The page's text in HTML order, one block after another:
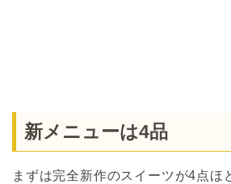
新メニューは4品
まずは完全新作のスイーツが4点ほ